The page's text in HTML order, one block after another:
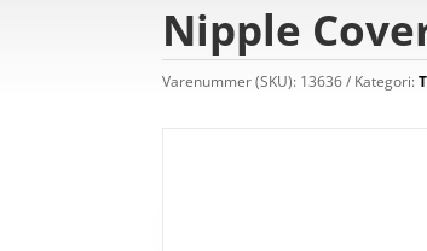
Nipple
Varenummer (SKU): 13636 Kategori: